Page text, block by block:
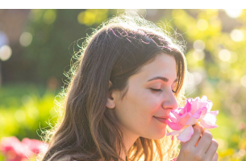
Mobilitate:roți tip off-road
pe teren accidentat
Configurația conectică a fost dimensionată
beneficiarului. La cerere, modelul poate fi
suplimentare, sisteme de iluminat exterior,
distanță și conectivitate GSM.